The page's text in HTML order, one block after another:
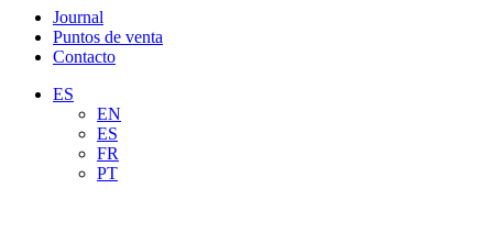
Journal
Puntos de venta
Contacto
ES
EN
ES
FR
PT